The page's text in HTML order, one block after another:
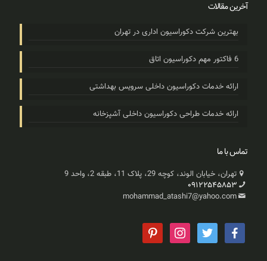
آخرین مقالات
بهترین شرکت دکوراسیون اداری در تهران
6 فاکتور مهم دکوراسیون اتاق
ارائه خدمات دکوراسیون داخلی سرویس بهداشتی
ارائه خدمات طراحی دکوراسیون داخلی آشپزخانه
تماس با ما
تهران، خیابان الوند، کوچه 29، پلاک 11، طبقه 2، واحد 9
۰۹۱۲۲۵۴۵۸۵۳
mohammad_atashi7@yahoo.com
facebook
twitter
instagram
pinterest